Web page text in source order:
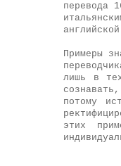
перевода
Примеры
лишь в
потому
этих